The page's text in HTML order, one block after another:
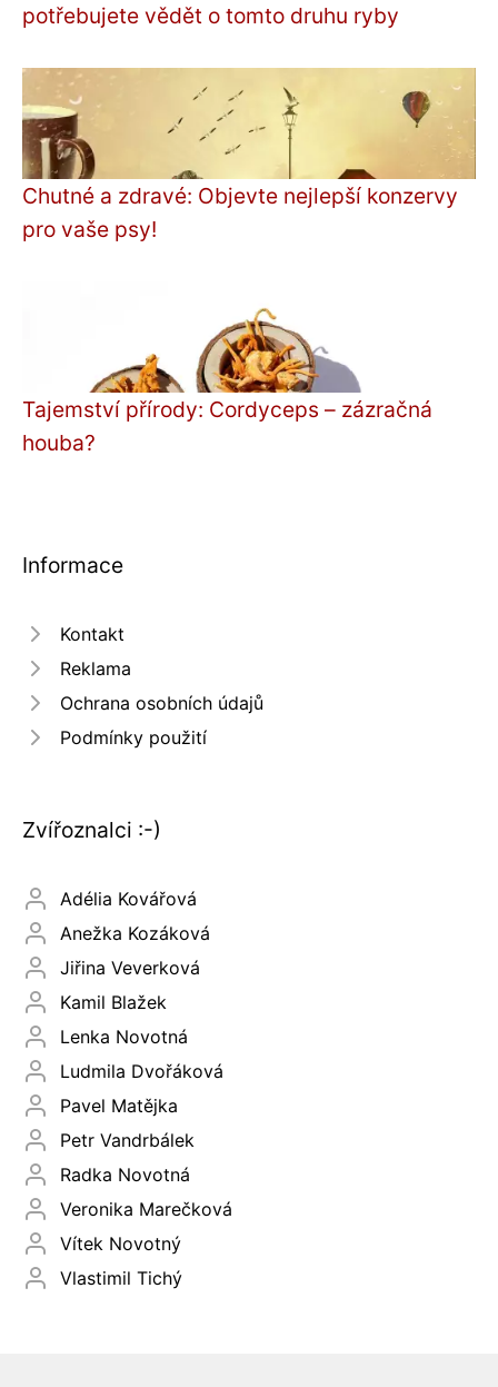
potřebujete vědět o tomto druhu ryby
Chutné a zdravé: Objevte nejlepší konzervy
pro vaše psy!
Tajemství přírody: Cordyceps – zázračná
houba?
Informace
Kontakt
Reklama
Ochrana osobních údajů
Podmínky použití
Zvířoznalci :-)
Adélia Kovářová
Anežka Kozáková
Jiřina Veverková
Kamil Blažek
Lenka Novotná
Ludmila Dvořáková
Pavel Matějka
Petr Vandrbálek
Radka Novotná
Veronika Marečková
Vítek Novotný
Vlastimil Tichý